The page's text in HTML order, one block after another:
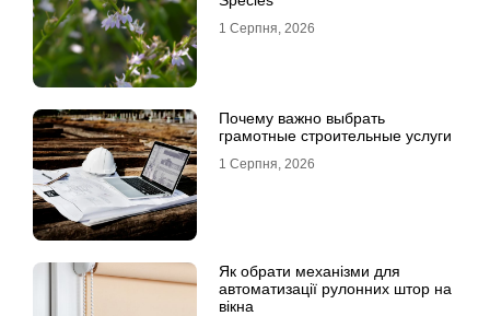
1 Серпня, 2026
Почему важно выбрать
грамотные строительные услуги
1 Серпня, 2026
Як обрати механізми для
автоматизації рулонних штор на
вікна